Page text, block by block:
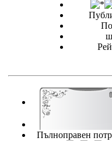
Пълноправен